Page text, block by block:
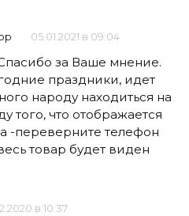
05.01.2021 в 09:04
за Ваше мнение.
праздники, идет
народу находиться на
того, что отображается
-переверните телефон
товар будет виден
в 10:37